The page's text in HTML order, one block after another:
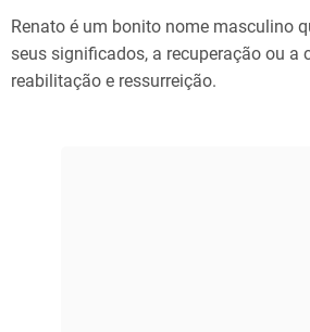
Renato é um bonito nome masculino
seus significados, a recuperação ou a
reabilitação e ressurreição.